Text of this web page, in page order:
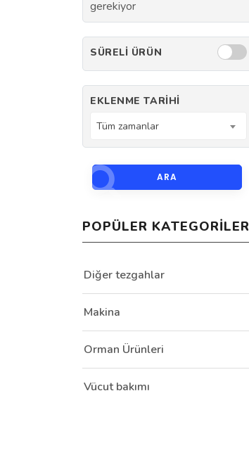
gerekiyor
SÜRELI ÜRÜN
EKLENME TARIHI
Tüm zamanlar
ARA
POPÜLER KATEGORILER
Diğer tezgahlar
Makina
Orman Ürünleri
Vücut bakımı